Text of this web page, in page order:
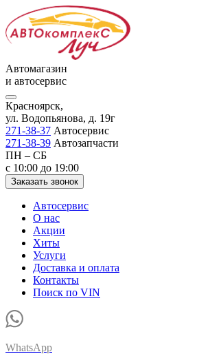
Автомагазин
и автосервис
Красноярск,
ул. Водопьянова, д. 19г
271-38-37 Автосервис
271-38-39 Автозапчасти
ПН – СБ
с 10:00 до 19:00
Заказать звонок
Автосервис
О нас
Акции
Хиты
Услуги
Доставка и оплата
Контакты
Поиск по VIN
WhatsApp